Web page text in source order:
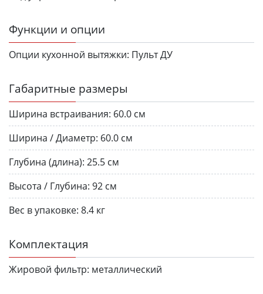
Функции и опции
Опции кухонной вытяжки: Пульт ДУ
Габаритные размеры
Ширина встраивания: 60.0 см
Ширина / Диаметр: 60.0 см
Глубина (длина): 25.5 см
Высота / Глубина: 92 см
Вес в упаковке: 8.4 кг
Комплектация
Жировой фильтр: металлический